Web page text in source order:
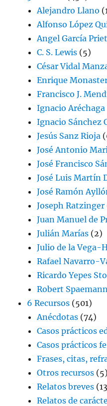
Alejandro Llano
Alfonso López
Angel García
C. S. Lewis (5)
César Vidal
Enrique
Francisco J.
Ignacio Aréchaga
Ignacio Sánchez
Jesús Sanz Rioja
José Antonio
José Francisco
José Luis Martín
José Ramón
Joseph
Juan Manuel de
Julián Marías (2)
Julio de la Vega-
Rafael Navarro-
Ricardo Yepes
Robert Spaemann
6 Recursos (501)
Anécdotas (74)
Casos prácticos
Casos prácticos
Frases, citas,
Otros recursos (5)
Relatos breves
Relatos de